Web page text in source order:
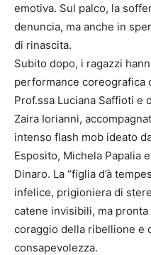
emotiva. Sul palco, la
denuncia, ma anche in
di rinascita.
Subito dopo, i ragazzi
performance coreografica
Prof.ssa Luciana Saffioti e
Zaira Iorianni,
intenso flash mob ideato
Esposito, Michela Papalia
Dinaro. La “figlia d’à
infelice, prigioniera di
catene invisibili, ma
coraggio della ribellione e
consapevolezza.